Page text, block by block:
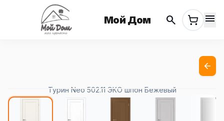
Мой Дом search menu
Турин Neo 502.11 ЭКО шпон Бежевый